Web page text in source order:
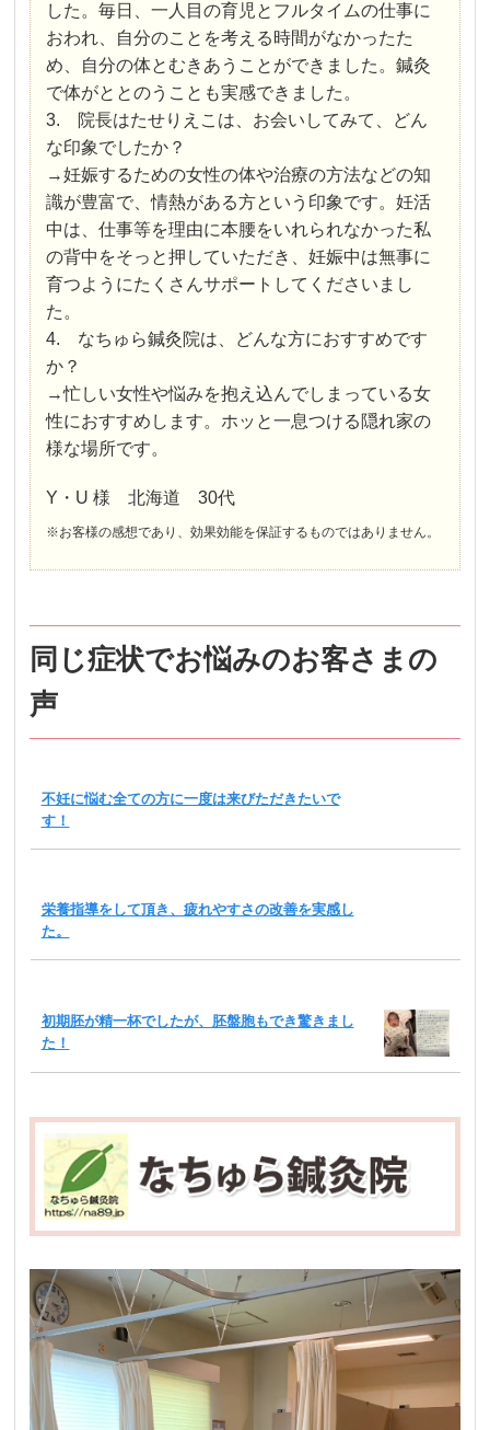
した。毎日、一人目の育児とフルタイムの仕事に
おわれ、自分のことを考える時間がなかったた
め、自分の体とむきあうことができました。鍼灸
で体がととのうことも実感できました。
3. 院長はたせりえこは、お会いしてみて、どん
な印象でしたか？
→妊娠するための女性の体や治療の方法などの知
識が豊富で、情熱がある方という印象です。妊活
中は、仕事等を理由に本腰をいれられなかった私
の背中をそっと押していただき、妊娠中は無事に
育つようにたくさんサポートしてくださいまし
た。
4. なちゅら鍼灸院は、どんな方におすすめです
か？
→忙しい女性や悩みを抱え込んでしまっている女
性におすすめします。ホッと一息つける隠れ家の
様な場所です。
Y・U 様 北海道 30代
※お客様の感想であり、効果効能を保証するものではありません。
同じ症状でお悩みのお客さまの
声
不妊に悩む全ての方に一度は来びただきたいで
す！
栄養指導をして頂き、疲れやすさの改善を実感し
た。
初期胚が精一杯でしたが、胚盤胞もでき驚きまし
た！